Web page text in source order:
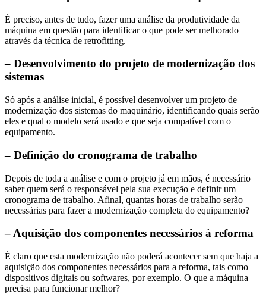
É preciso, antes de tudo, fazer uma análise da produtividade da
máquina em questão para identificar o que pode ser melhorado
através da técnica de retrofitting.
– Desenvolvimento do projeto de modernização dos
sistemas
Só após a análise inicial, é possível desenvolver um projeto de
modernização dos sistemas do maquinário, identificando quais serão
eles e qual o modelo será usado e que seja compatível com o
equipamento.
– Definição do cronograma de trabalho
Depois de toda a análise e com o projeto já em mãos, é necessário
saber quem será o responsável pela sua execução e definir um
cronograma de trabalho. Afinal, quantas horas de trabalho serão
necessárias para fazer a modernização completa do equipamento?
– Aquisição dos componentes necessários à reforma
É claro que esta modernização não poderá acontecer sem que haja a
aquisição dos componentes necessários para a reforma, tais como
dispositivos digitais ou softwares, por exemplo. O que a máquina
precisa para funcionar melhor?